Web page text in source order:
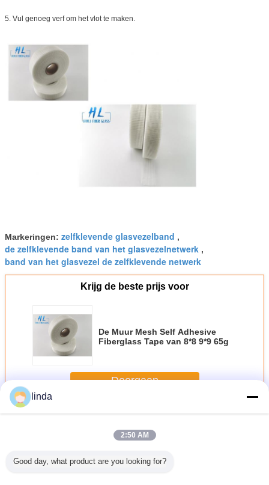
5. Vul genoeg verf om het vlot te maken.
Markeringen: zelfklevende glasvezelband ,
de zelfklevende band van het glasvezelnetwerk ,
band van het glasvezel de zelfklevende netwerk
Krijg de beste prijs voor
De Muur Mesh Self Adhesive
Fiberglass Tape van 8*8 9*9 65g
Doorgaan
MeerZelfklevende glasvezelband
linda
2:50 AM
Good day, what product are you looking for?